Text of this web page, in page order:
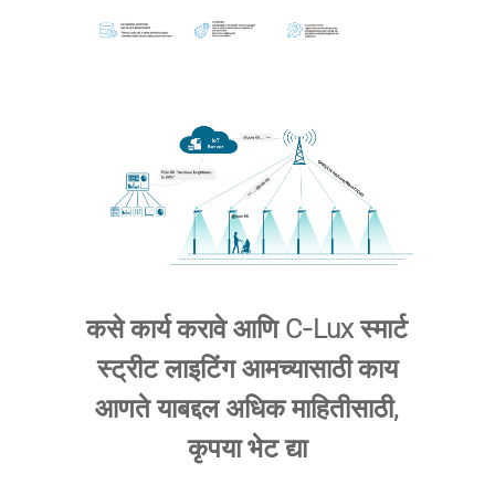
कसे कार्य करावे आणि C-Lux स्मार्ट
स्ट्रीट लाइटिंग आमच्यासाठी काय
आणते याबद्दल अधिक माहितीसाठी,
कृपया भेट द्या